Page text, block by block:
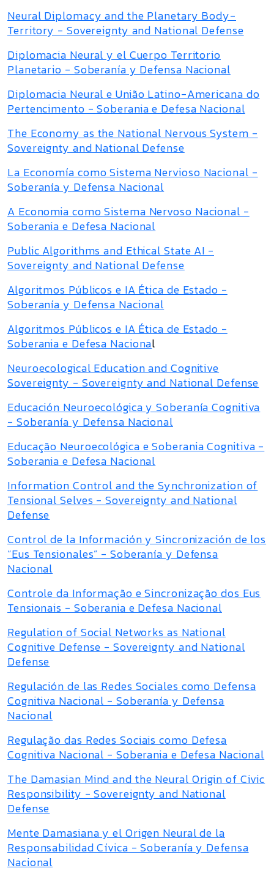
Neural Diplomacy and the Planetary Body-
Territory - Sovereignty and National Defense
Diplomacia Neural y el Cuerpo Territorio
Planetario - Soberanía y Defensa Nacional
Diplomacia Neural e União Latino-Americana do
Pertencimento - Soberania e Defesa Nacional
The Economy as the National Nervous System -
Sovereignty and National Defense
La Economía como Sistema Nervioso Nacional -
Soberanía y Defensa Nacional
A Economia como Sistema Nervoso Nacional -
Soberania e Defesa Nacional
Public Algorithms and Ethical State AI -
Sovereignty and National Defense
Algoritmos Públicos e IA Ética de Estado -
Soberanía y Defensa Nacional
Algoritmos Públicos e IA Ética de Estado -
Soberania e Defesa Nacional
Neuroecological Education and Cognitive
Sovereignty - Sovereignty and National Defense
Educación Neuroecológica y Soberanía Cognitiva
- Soberanía y Defensa Nacional
Educação Neuroecológica e Soberania Cognitiva -
Soberania e Defesa Nacional
Information Control and the Synchronization of
Tensional Selves - Sovereignty and National
Defense
Control de la Información y Sincronización de los
“Eus Tensionales” - Soberanía y Defensa
Nacional
Controle da Informação e Sincronização dos Eus
Tensionais - Soberania e Defesa Nacional
Regulation of Social Networks as National
Cognitive Defense - Sovereignty and National
Defense
Regulación de las Redes Sociales como Defensa
Cognitiva Nacional - Soberanía y Defensa
Nacional
Regulação das Redes Sociais como Defesa
Cognitiva Nacional - Soberania e Defesa Nacional
The Damasian Mind and the Neural Origin of Civic
Responsibility - Sovereignty and National
Defense
Mente Damasiana y el Origen Neural de la
Responsabilidad Cívica - Soberanía y Defensa
Nacional